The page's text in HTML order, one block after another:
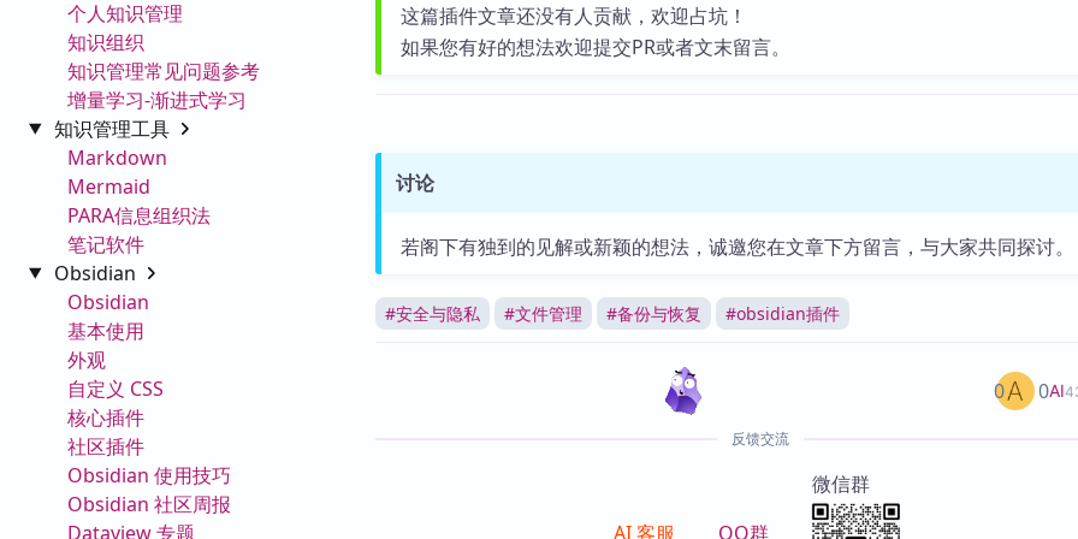
个人知识管理
知识组织
知识管理常见问题参考
增量学习-渐进式学习
知识管理工具
Markdown
Mermaid
PARA信息组织法
笔记软件
Obsidian
Obsidian
基本使用
外观
自定义 CSS
核心插件
社区插件
Obsidian 使用技巧
Obsidian 社区周报
Dataview 专题
这篇插件文章还没有人贡献，欢迎占坑！
如果您有好的想法欢迎提交PR或者文末留言。
讨论
若阁下有独到的见解或新颖的想法，诚邀您在文章下方留言，与大家共同探讨。
#安全与隐私 #文件管理 #备份与恢复 #obsidian插件
AI
0 0
反馈交流
AI 客服 QQ群
微信群